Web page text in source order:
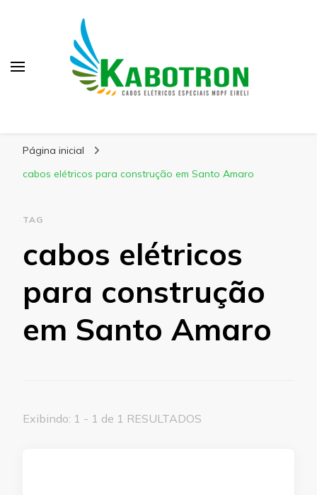
Página inicial
cabos elétricos para construção em Santo Amaro
TAG
cabos elétricos
para construção
em Santo Amaro
Exibindo: 1 - 1 de 1 RESULTADOS